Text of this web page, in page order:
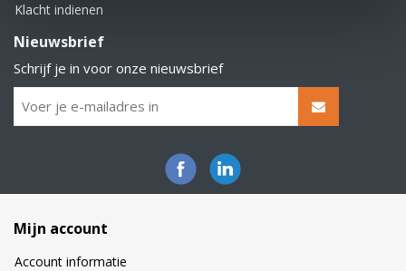
Klacht indienen
Nieuwsbrief
Schrijf je in voor onze nieuwsbrief
Mijn account
Account informatie